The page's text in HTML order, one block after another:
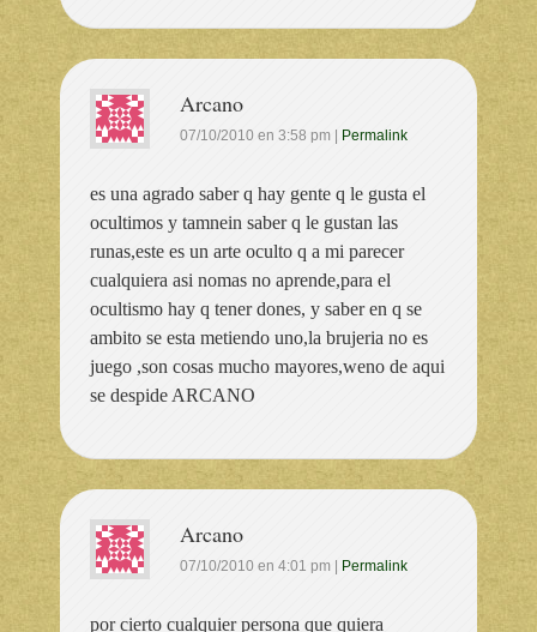
Arcano
07/10/2010 en 3:58 pm Permalink
es una agrado saber q hay gente q le gusta el
ocultimos y tamnein saber q le gustan las
runas,este es un arte oculto q a mi parecer
cualquiera asi nomas no aprende,para el
ocultismo hay q tener dones, y saber en q se
ambito se esta metiendo uno,la brujeria no es
juego ,son cosas mucho mayores,weno de aqui
se despide ARCANO
Arcano
07/10/2010 en 4:01 pm Permalink
por cierto cualquier persona que quiera